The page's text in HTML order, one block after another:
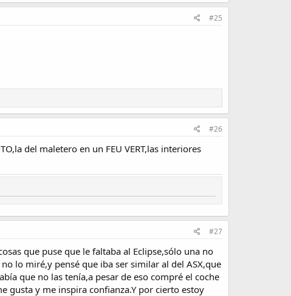
#25
#26
del maletero en un FEU VERT,las interiores
#27
que puse que le faltaba al Eclipse,sólo una no
lo miré,y pensé que iba ser similar al del ASX,que
que no las tenía,a pesar de eso compré el coche
gusta y me inspira confianza.Y por cierto estoy